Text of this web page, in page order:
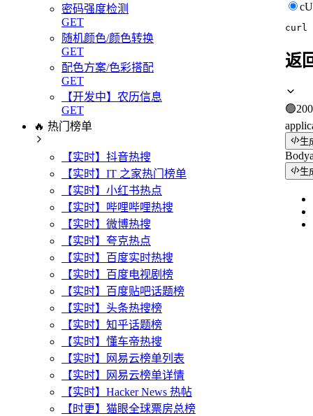
密码强度检测
GET
随机颜色/颜色转换
GET
配色方案/色彩搭配
GET
【开发中】农历信息
GET
🔥 热门榜单
【实时】抖音热搜
【实时】IT 之家热门榜单
【实时】小红书热点
【实时】哔哩哔哩热搜
【实时】微博热搜
【实时】夸克热点
【实时】百度实时热搜
【实时】百度电视剧榜
【实时】百度贴吧话题榜
【实时】头条热搜榜
【实时】知乎话题榜
【实时】懂车帝热搜
【实时】网易云榜单列表
【实时】网易云榜单详情
【实时】Hacker News 热帖
【时更】猫眼全球票房总榜
curl
返
🟢200
生
Body
生